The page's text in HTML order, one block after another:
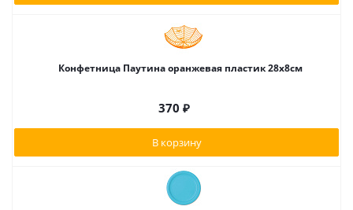
Конфетница Паутина оранжевая пластик 28х8см
370 ₽
В корзину